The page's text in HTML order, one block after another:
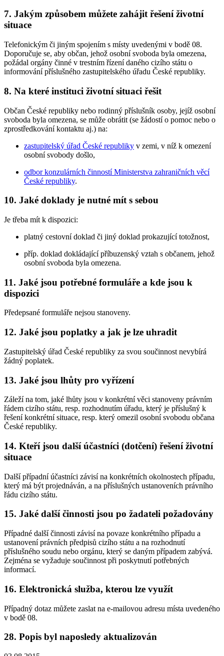
7. Jakým způsobem můžete zahájit řešení životní
situace
Telefonickým či jiným spojením s místy uvedenými v bodě 08.
Doporučuje se, aby občan, jehož osobní svoboda byla omezena,
požádal orgány činné v trestním řízení daného cizího státu o
informování příslušného zastupitelského úřadu České republiky.
8. Na které instituci životní situaci řešit
Občan České republiky nebo rodinný příslušník osoby, jejíž osobní
svoboda byla omezena, se může obrátit (se žádostí o pomoc nebo o
zprostředkování kontaktu aj.) na:
zastupitelský úřad České republiky v zemi, v níž k omezení
osobní svobody došlo,
odbor konzulárních činností Ministerstva zahraničních věcí
České republiky.
10. Jaké doklady je nutné mít s sebou
Je třeba mít k dispozici:
platný cestovní doklad či jiný doklad prokazující totožnost,
příp. doklad dokládající příbuzenský vztah s občanem, jehož
osobní svoboda byla omezena.
11. Jaké jsou potřebné formuláře a kde jsou k
dispozici
Předepsané formuláře nejsou stanoveny.
12. Jaké jsou poplatky a jak je lze uhradit
Zastupitelský úřad České republiky za svou součinnost nevybírá
žádný poplatek.
13. Jaké jsou lhůty pro vyřízení
Záleží na tom, jaké lhůty jsou v konkrétní věci stanoveny právním
řádem cizího státu, resp. rozhodnutím úřadu, který je příslušný k
řešení konkrétní situace, resp. který omezil osobní svobodu občana
České republiky.
14. Kteří jsou další účastníci (dotčení) řešení životní
situace
Další případní účastníci závisí na konkrétních okolnostech případu,
který má být projednáván, a na příslušných ustanoveních právního
řádu cizího státu.
15. Jaké další činnosti jsou po žadateli požadovány
Případné další činnosti závisí na povaze konkrétního případu a
ustanovení právních předpisů cizího státu a na rozhodnutí
příslušného soudu nebo orgánu, který se daným případem zabývá.
Zejména se vyžaduje součinnost při poskytnutí potřebných
informací.
16. Elektronická služba, kterou lze využít
Případný dotaz můžete zaslat na e-mailovou adresu místa uvedeného
v bodě 08.
28. Popis byl naposledy aktualizován